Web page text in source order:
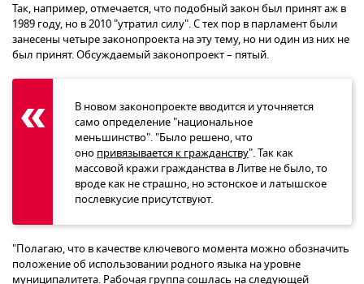
Так, например, отмечается, что подобный закон был принят аж в
1989 году, но в 2010 "утратил силу". С тех пор в парламент были
занесены четыре законопроекта на эту тему, но ни один из них не
был принят. Обсуждаемый законопроект – пятый.
В новом законопроекте вводится и уточняется
само определение "национальное
меньшинство". "Было решено, что
оно привязывается к гражданству". Так как
массовой кражи гражданства в Литве не было, то
вроде как не страшно, но эстонское и латышское
послевкусие присутствуют.
"Полагаю, что в качестве ключевого момента можно обозначить
положение об использовании родного языка на уровне
муниципалитета. Рабочая группа сошлась на следующей